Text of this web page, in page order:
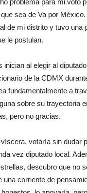
problema para mi voto
sea de Va por
de mi distrito y tuvo
le postulan.
inician al elegir al
de la CDMX
fundamentalmente a
sobre su trayectoria
pero no gracias.
votaría sin dudar
vez diputado local.
descubro que no
una corriente de